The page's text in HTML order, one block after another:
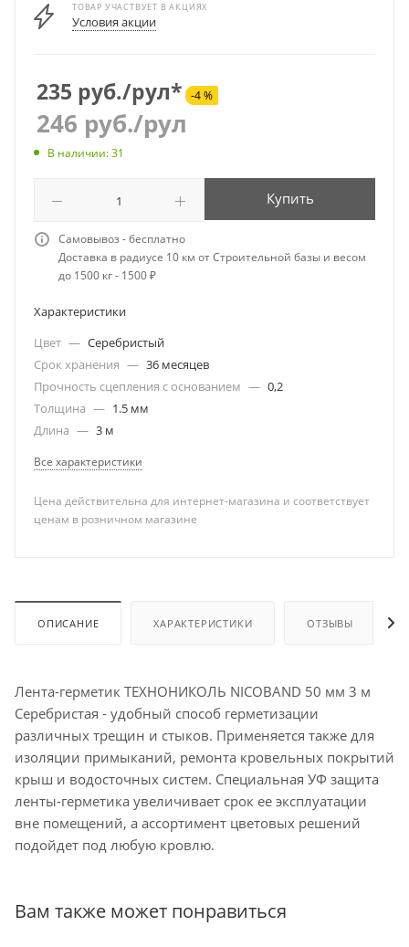
ТОВАР УЧАСТВУЕТ В АКЦИЯХ
Условия акции
235 руб./рул* -4 %
246 руб./рул
В наличии: 31
Купить
Самовывоз - бесплатно
Доставка в радиусе 10 км от Строительной базы и весом
до 1500 кг - 1500 ₽
Характеристики
Цвет — Серебристый
Срок хранения — 36 месяцев
Прочность сцепления с основанием — 0,2
Толщина — 1.5 мм
Длина — 3 м
Все характеристики
Цена действительна для интернет-магазина и соответствует
ценам в розничном магазине
ОПИСАНИЕ ХАРАКТЕРИСТИКИ ОТЗЫВЫ
Лента-герметик ТЕХНОНИКОЛЬ NICOBAND 50 мм 3 м
Серебристая - удобный способ герметизации
различных трещин и стыков. Применяется также для
изоляции примыканий, ремонта кровельных покрытий
крыш и водосточных систем. Специальная УФ защита
ленты-герметика увеличивает срок ее эксплуатации
вне помещений, а ассортимент цветовых решений
подойдет под любую кровлю.
Вам также может понравиться